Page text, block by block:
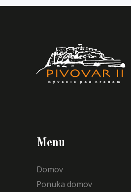
Menu
Domov
Ponuka domov